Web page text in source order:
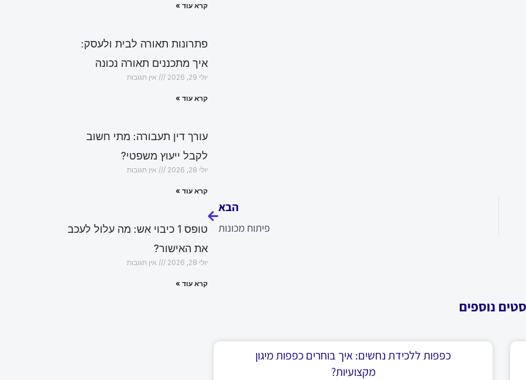
הבא
פיתוח מכונות
נוספים
כפפות ללכידת נחשים: איך בוחרים כפפות מיגון
מקצועיות?
קרא עוד »
פתרונות תאורה לבית ולעסק:
איך מתכננים תאורה נכונה
יולי 29, 2026 אין תגובות
קרא עוד »
עורך דין תעבורה: מתי חשוב
לקבל ייעוץ משפטי?
יולי 28, 2026 אין תגובות
קרא עוד »
טופס 1 כיבוי אש: מה עלול לעכב
את האישור?
יולי 28, 2026 אין תגובות
קרא עוד »